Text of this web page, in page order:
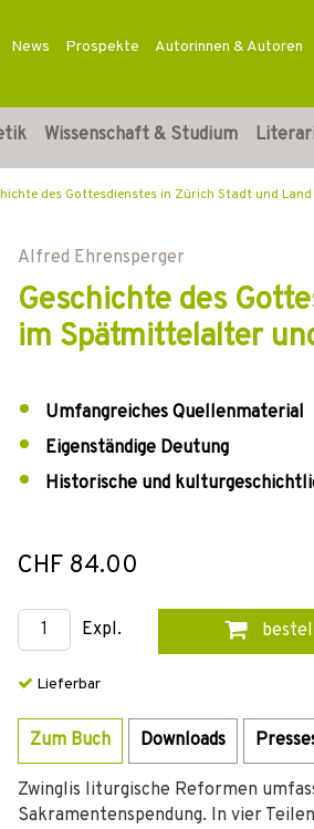
News Prospekte Autorinnen & Autoren
Wissenschaft & Studium
des Gottesdienstes in Zürich Stadt und
Alfred Ehrensperger
Geschichte des
im Spätmittelalter
Umfangreiches Quellenmaterial
Eigenständige Deutung
Historische und
CHF 84.00
Expl.
Lieferbar
Zum Buch Downloads
Zwinglis liturgische Reformen
Sakramentenspendung. In vier